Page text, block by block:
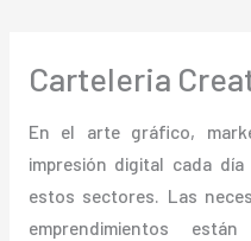
Carteleria
En el arte gráfico,
impresión digital cada
estos sectores. Las
emprendimientos